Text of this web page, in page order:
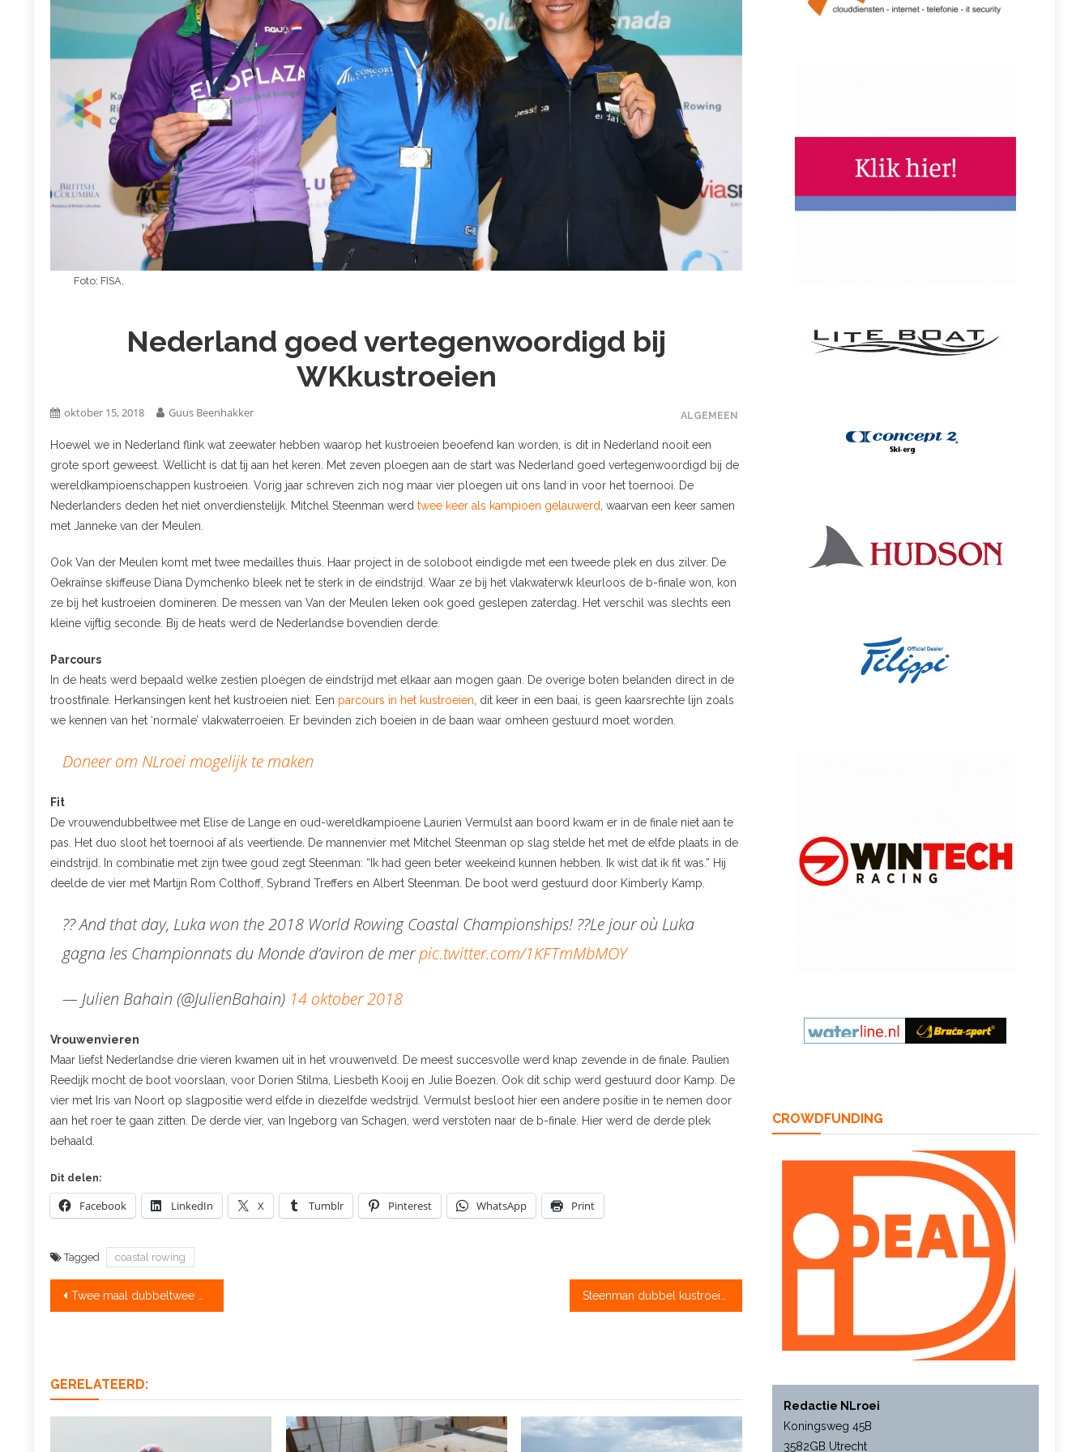
Foto: FISA.
Nederland goed vertegenwoordigd bij
WKkustroeien
ALGEMEEN
oktober 15, 2018 Guus Beenhakker
Hoewel we in Nederland flink wat zeewater hebben waarop het kustroeien beoefend kan worden, is dit in Nederland nooit een
grote sport geweest. Wellicht is dat tij aan het keren. Met zeven ploegen aan de start was Nederland goed vertegenwoordigd bij de
wereldkampioenschappen kustroeien. Vorig jaar schreven zich nog maar vier ploegen uit ons land in voor het toernooi. De
Nederlanders deden het niet onverdienstelijk. Mitchel Steenman werd twee keer als kampioen gelauwerd , waarvan een keer samen
met Janneke van der Meulen.
Ook Van der Meulen komt met twee medailles thuis. Haar project in de soloboot eindigde met een tweede plek en dus zilver. De
Oekraïnse skiffeuse Diana Dymchenko bleek net te sterk in de eindstrijd. Waar ze bij het vlakwaterwk kleurloos de b-finale won, kon
ze bij het kustroeien domineren. De messen van Van der Meulen leken ook goed geslepen zaterdag. Het verschil was slechts een
kleine vijftig seconde. Bij de heats werd de Nederlandse bovendien derde.
Parcours
In de heats werd bepaald welke zestien ploegen de eindstrijd met elkaar aan mogen gaan. De overige boten belanden direct in de
troostfinale. Herkansingen kent het kustroeien niet. Een parcours in het kustroeien , dit keer in een baai, is geen kaarsrechte lijn zoals
we kennen van het ‘normale’ vlakwaterroeien. Er bevinden zich boeien in de baan waar omheen gestuurd moet worden.
Doneer om NLroei mogelijk te maken
Fit
De vrouwendubbeltwee met Elise de Lange en oud-wereldkampioene Laurien Vermulst aan boord kwam er in de finale niet aan te
pas. Het duo sloot het toernooi af als veertiende. De mannenvier met Mitchel Steenman op slag stelde het met de elfde plaats in de
eindstrijd. In combinatie met zijn twee goud zegt Steenman: “Ik had geen beter weekeind kunnen hebben. Ik wist dat ik fit was.” Hij
deelde de vier met Martijn Rom Colthoff, Sybrand Treffers en Albert Steenman. De boot werd gestuurd door Kimberly Kamp.
?? And that day, Luka won the 2018 World Rowing Coastal Championships! ??Le jour où Luka
gagna les Championnats du Monde d’aviron de merpic.twitter.com/1KFTmMbMOY
— Julien Bahain (@JulienBahain) 14 oktober 2018
Vrouwenvieren
Maar liefst Nederlandse drie vieren kwamen uit in het vrouwenveld. De meest succesvolle werd knap zevende in de finale. Paulien
Reedijk mocht de boot voorslaan, voor Dorien Stilma, Liesbeth Kooij en Julie Boezen. Ook dit schip werd gestuurd door Kamp. De
vier met Iris van Noort op slagpositie werd elfde in diezelfde wedstrijd. Vermulst besloot hier een andere positie in te nemen door
aan het roer te gaan zitten. De derde vier, van Ingeborg van Schagen, werd verstoten naar de b-finale. Hier werd de derde plek
behaald.
Dit delen:
Facebook LinkedIn X Tumblr Pinterest WhatsApp Print
Tagged coastal rowing
Bericht
Twee maal dubbeltwee goud bij WK kustroeien
GERELATEERD:
CROWDFUNDING
Redactie NLroei
Koningsweg 45B
3582GB Utrecht